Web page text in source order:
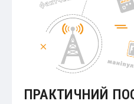
ПРАКТИЧНИЙ